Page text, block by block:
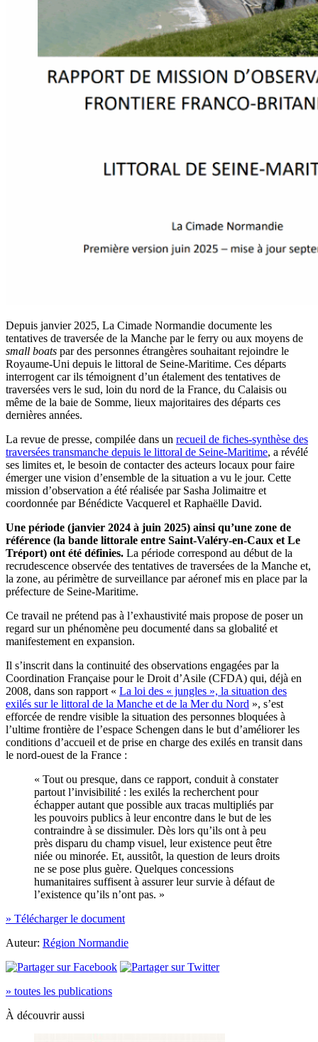
Depuis janvier 2025, La Cimade Normandie documente les
tentatives de traversée de la Manche par le ferry ou aux moyens de
small boats par des personnes étrangères souhaitant rejoindre le
Royaume-Uni depuis le littoral de Seine-Maritime. Ces départs
interrogent car ils témoignent d’un étalement des tentatives de
traversées vers le sud, loin du nord de la France, du Calaisis ou
même de la baie de Somme, lieux majoritaires des départs ces
dernières années.
La revue de presse, compilée dans un recueil de fiches-synthèse des
traversées transmanche depuis le littoral de Seine-Maritime, a révélé
ses limites et, le besoin de contacter des acteurs locaux pour faire
émerger une vision d’ensemble de la situation a vu le jour. Cette
mission d’observation a été réalisée par Sasha Jolimaitre et
coordonnée par Bénédicte Vacquerel et Raphaëlle David.
Une période (janvier 2024 à juin 2025) ainsi qu’une zone de
référence (la bande littorale entre Saint-Valéry-en-Caux et Le
Tréport) ont été définies. La période correspond au début de la
recrudescence observée des tentatives de traversées de la Manche et,
la zone, au périmètre de surveillance par aéronef mis en place par la
préfecture de Seine-Maritime.
Ce travail ne prétend pas à l’exhaustivité mais propose de poser un
regard sur un phénomène peu documenté dans sa globalité et
manifestement en expansion.
Il s’inscrit dans la continuité des observations engagées par la
Coordination Française pour le Droit d’Asile (CFDA) qui, déjà en
2008, dans son rapport « La loi des « jungles », la situation des
exilés sur le littoral de la Manche et de la Mer du Nord », s’est
efforcée de rendre visible la situation des personnes bloquées à
l’ultime frontière de l’espace Schengen dans le but d’améliorer les
conditions d’accueil et de prise en charge des exilés en transit dans
le nord-ouest de la France :
« Tout ou presque, dans ce rapport, conduit à constater
partout l’invisibilité : les exilés la recherchent pour
échapper autant que possible aux tracas multipliés par
les pouvoirs publics à leur encontre dans le but de les
contraindre à se dissimuler. Dès lors qu’ils ont à peu
près disparu du champ visuel, leur existence peut être
niée ou minorée. Et, aussitôt, la question de leurs droits
ne se pose plus guère. Quelques concessions
humanitaires suffisent à assurer leur survie à défaut de
l’existence qu’ils n’ont pas. »
» Télécharger le document
Auteur: Région Normandie
» toutes les publications
À découvrir aussi